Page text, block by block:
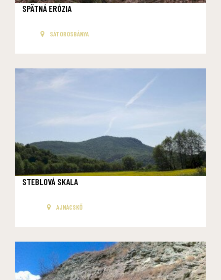
SPÄTNÁ ERÓZIA
SÁTOROSBÁNYA
STEBLOVÁ SKALA
AJNÁCSKŐ